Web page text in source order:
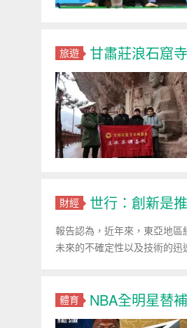
旅遊 甘肅莊浪石窟
財經 世行：創新是
報告認為，近年來，東亞地
未來的不確定性以及技術的迅
體育 NBA全明星替